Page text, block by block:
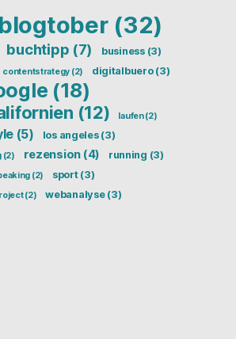
blogtober(32)
buchtipp (7) business(3)
contentstrategy (2) digitalbuero(3)
(18)
(12) laufen(2)
(5) los angeles(3)
(2) rezension (4) running (3)
(2) sport(3)
(2) webanalyse(3)